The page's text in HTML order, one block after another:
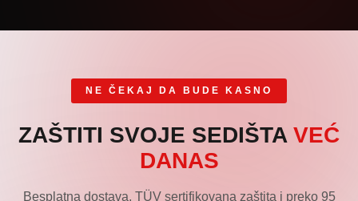
NE ČEKAJ DA BUDE KASNO
ZAŠTITI SVOJE SEDIŠTA VEĆ
DANAS
Besplatna dostava, TÜV sertifikovana zaštita i preko 95